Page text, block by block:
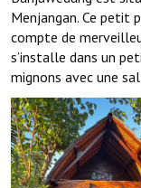
Menjangan. Ce petit
compte de
s’installe dans un
mignons avec une